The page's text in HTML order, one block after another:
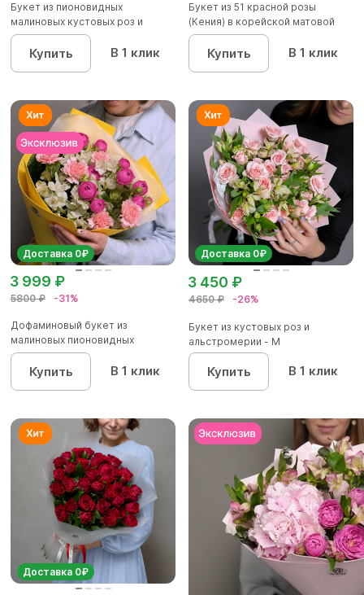
Букет из пионовидных
малиновых кустовых роз и
альстроме...
Купить В 1 клик
Букет из 51 красной розы
(Кения) в корейской матовой
уп...
Купить В 1 клик
Доставка 0₽
5800 ₽ -31%
3 999 ₽
Дофаминовый букет из
малиновых пионовидных
кустовых роз...
Купить В 1 клик
Доставка 0₽
4650 ₽ -26%
3 450 ₽
Букет из кустовых роз и
альстромерии - М
Купить В 1 клик
Доставка 0₽